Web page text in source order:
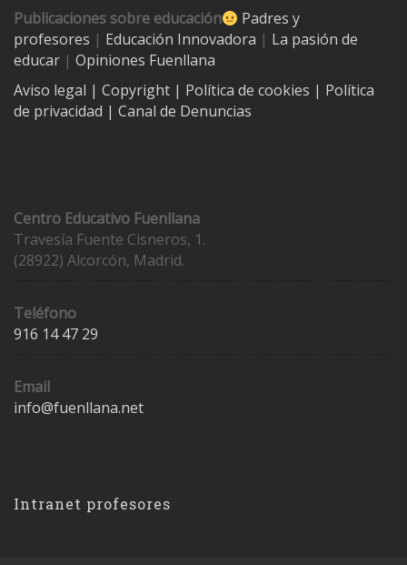
Publicaciones sobre educación
Padres y
profesores | Educación Innovadora | La pasión de
educar | Opiniones Fuenllana
Aviso legal | Copyright | Política de cookies | Política
de privacidad | Canal de Denuncias
Centro Educativo Fuenllana
Travesía Fuente Cisneros, 1.
(28922) Alcorcón, Madrid.
Teléfono
916 14 47 29
Email
info@fuenllana.net
Intranet profesores